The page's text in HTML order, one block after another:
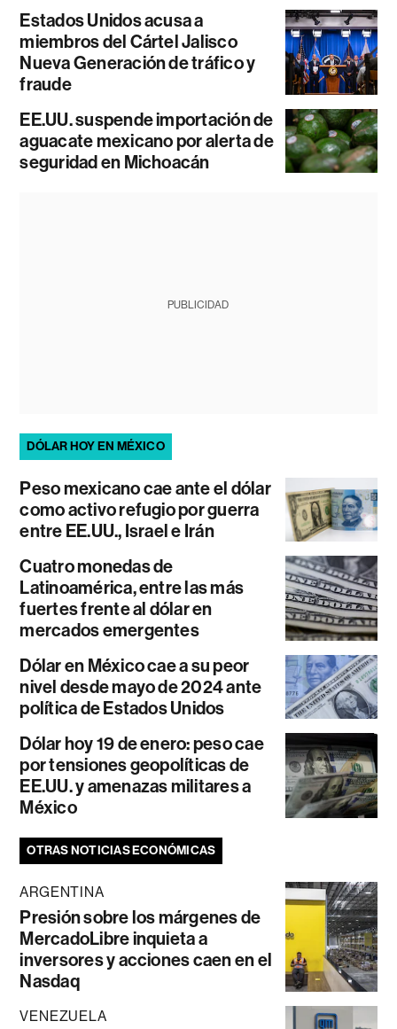
Estados Unidos acusa a
miembros del Cártel Jalisco
Nueva Generación de tráfico y
fraude
EE.UU. suspende importación de
aguacate mexicano por alerta de
seguridad en Michoacán
PUBLICIDAD
DÓLAR HOY EN MÉXICO
Peso mexicano cae ante el dólar
como activo refugio por guerra
entre EE.UU., Israel e Irán
Cuatro monedas de
Latinoamérica, entre las más
fuertes frente al dólar en
mercados emergentes
Dólar en México cae a su peor
nivel desde mayo de 2024 ante
política de Estados Unidos
Dólar hoy 19 de enero: peso cae
por tensiones geopolíticas de
EE.UU. y amenazas militares a
México
OTRAS NOTICIAS ECONÓMICAS
ARGENTINA
Presión sobre los márgenes de
MercadoLibre inquieta a
inversores y acciones caen en el
Nasdaq
VENEZUELA